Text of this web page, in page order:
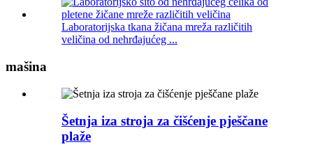
Laboratorijska tkana žičana mreža različitih
veličina od nehrđajućeg ...
mašina
Šetnja iza stroja za čišćenje pješčane
plaže